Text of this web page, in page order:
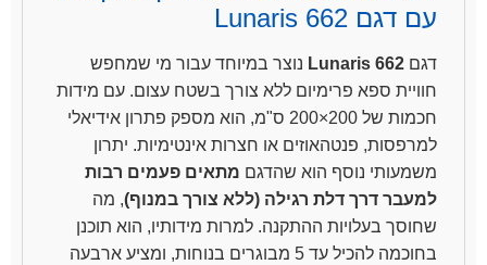
עם דגם Lunaris 662
דגם Lunaris 662 נוצר במיוחד עבור מי שמחפש
חוויית ספא פרימיום ללא צורך בשטח עצום. עם מידות
חכמות של 200×200 ס"מ, הוא מספק פתרון אידיאלי
למרפסות, פנטהאוזים או חצרות אינטימיות. יתרון
משמעותי נוסף הוא שהדגם מתאים פעמים רבות
למעבר דרך דלת רגילה (ללא צורך במנוף), מה
שחוסך בעלויות ההתקנה. למרות מידותיו, הוא תוכנן
בחוכמה להכיל עד 5 מבוגרים בנוחות, ומציע ארבעה